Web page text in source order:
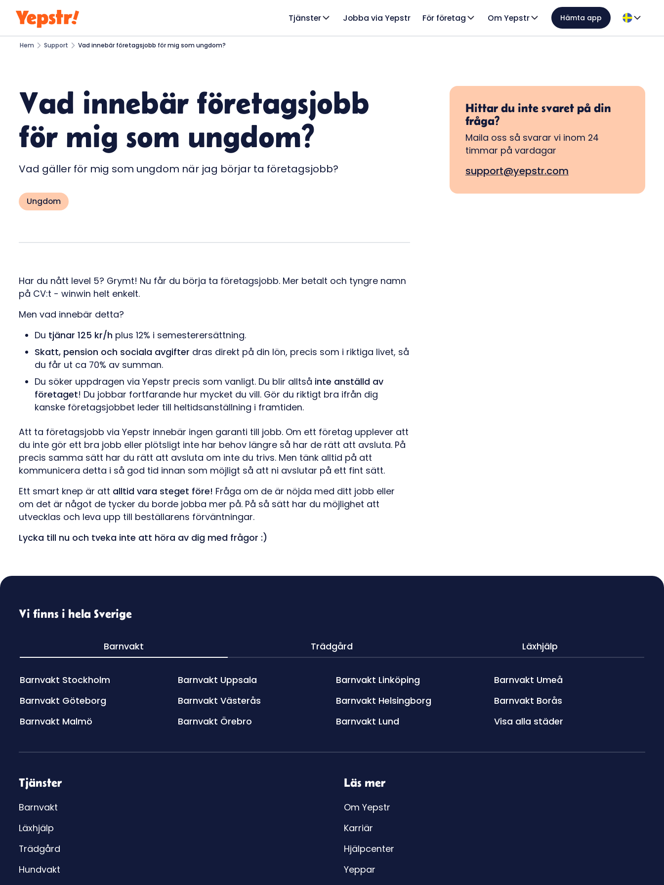
Tjänster Jobba via Yepstr För företag Om Yepstr Hämta app
Hem Support Vad innebär företagsjobb för mig som ungdom?
Vad innebär företagsjobb
för mig som ungdom?
Vad gäller för mig som ungdom när jag börjar ta företagsjobb?
Ungdom
Har du nått level 5? Grymt! Nu får du börja ta företagsjobb. Mer betalt och tyngre namn
på CV:t - winwin helt enkelt.
Men vad innebär detta?
Du tjänar 125 kr/h plus 12% i semesterersättning.
Skatt, pension och sociala avgifter dras direkt på din lön, precis som i riktiga livet, så
du får ut ca 70% av summan.
Du söker uppdragen via Yepstr precis som vanligt. Du blir alltså inte anställd av
företaget! Du jobbar fortfarande hur mycket du vill. Gör du riktigt bra ifrån dig
kanske företagsjobbet leder till heltidsanställning i framtiden.
Att ta företagsjobb via Yepstr innebär ingen garanti till jobb. Om ett företag upplever att
du inte gör ett bra jobb eller plötsligt inte har behov längre så har de rätt att avsluta. På
precis samma sätt har du rätt att avsluta om inte du trivs. Men tänk alltid på att
kommunicera detta i så god tid innan som möjligt så att ni avslutar på ett fint sätt.
Ett smart knep är att alltid vara steget före! Fråga om de är nöjda med ditt jobb eller
om det är något de tycker du borde jobba mer på. På så sätt har du möjlighet att
utvecklas och leva upp till beställarens förväntningar.
Lycka till nu och tveka inte att höra av dig med frågor :)
Hittar du inte svaret på din
fråga?
Maila oss så svarar vi inom 24
timmar på vardagar
support@yepstr.com
Vi finns i hela Sverige
Barnvakt Trädgård Läxhjälp
Barnvakt Stockholm
Barnvakt Göteborg
Barnvakt Malmö
Barnvakt Uppsala
Barnvakt Västerås
Barnvakt Örebro
Barnvakt Linköping
Barnvakt Helsingborg
Barnvakt Lund
Barnvakt Umeå
Barnvakt Borås
Visa alla städer
Tjänster
Barnvakt
Läxhjälp
Trädgård
Hundvakt
Läs mer
Om Yepstr
Karriär
Hjälpcenter
Yeppar